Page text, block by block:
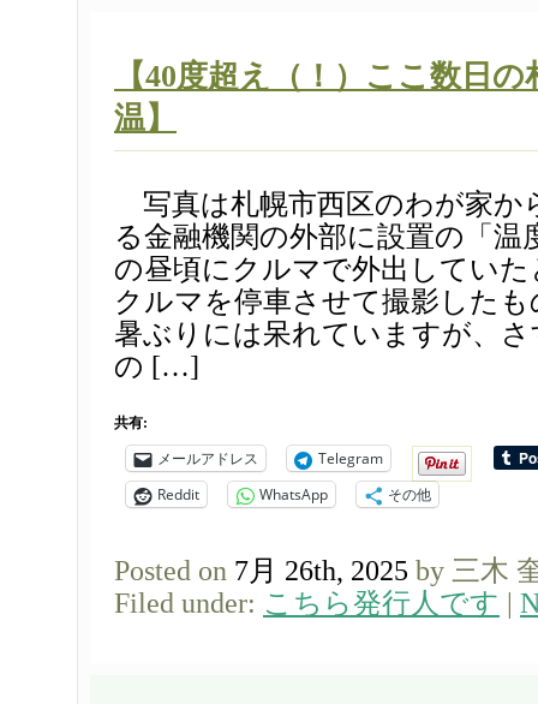
【40度超え（！）ここ数日
温】
写真は札幌市西区のわが家か
る金融機関の外部に設置の「温
の昼頃にクルマで外出してい
クルマを停車させて撮影した
暑ぶりには呆れていますが、
の […]
共有:
メールアドレス
Telegram
Reddit
WhatsApp その他
Posted on 7月 26th, 2025 by 三木
Filed under: こちら発行人です